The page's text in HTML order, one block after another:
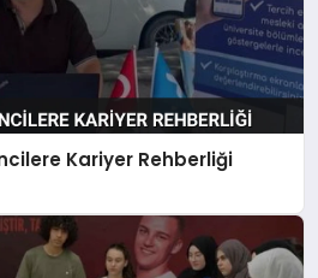
Kariyer Rehberliği